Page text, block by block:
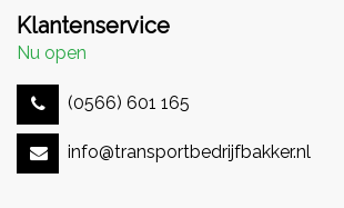
Klantenservice
Nu open
(0566) 601 165
info@transportbedrijfbakker.nl